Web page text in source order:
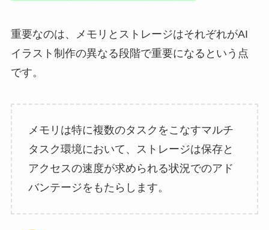
重要なのは、メモリとストレージはそれぞれがAI
イラスト制作の異なる段階で重要になるという点
です。
メモリは特に複数のタスクをこなすマルチ
タスク環境において、ストレージは保存と
アクセスの速度が求められる状況でのアド
バンテージをもたらします。